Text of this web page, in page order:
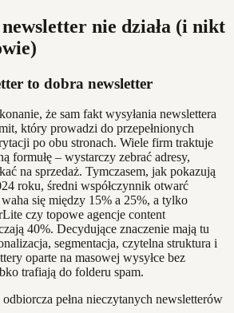
nie działa (i nikt
to dobra newsletter
że sam fakt wysyłania newslettera
który prowadzi do przepełnionych
po obu stronach. Wiele firm traktuje
formułę – wystarczy zebrać adresy,
na sprzedaż. Tymczasem, jak pokazują
roku, średni współczynnik otwarć
się między 15% a 25%, a tylko
czy topowe agencje content
40%. Decydujące znaczenie mają tu
segmentacja, czytelna struktura i
oparte na masowej wysyłce bez
trafiają do folderu spam.